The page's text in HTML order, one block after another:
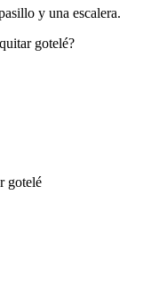
y una escalera.
gotelé?
gotelé